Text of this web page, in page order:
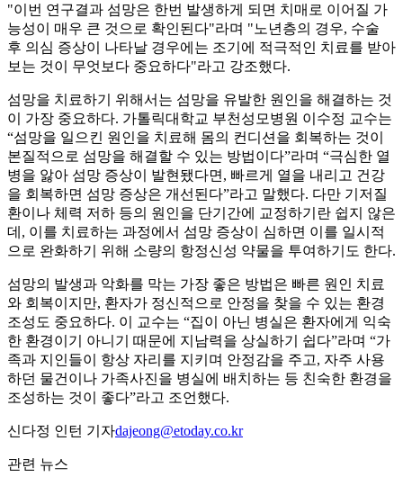
"이번 연구결과 섬망은 한번 발생하게 되면 치매로 이어질 가
능성이 매우 큰 것으로 확인된다"라며 "노년층의 경우, 수술
후 의심 증상이 나타날 경우에는 조기에 적극적인 치료를 받아
보는 것이 무엇보다 중요하다"라고 강조했다.
섬망을 치료하기 위해서는 섬망을 유발한 원인을 해결하는 것
이 가장 중요하다. 가톨릭대학교 부천성모병원 이수정 교수는
“섬망을 일으킨 원인을 치료해 몸의 컨디션을 회복하는 것이
본질적으로 섬망을 해결할 수 있는 방법이다”라며 “극심한 열
병을 앓아 섬망 증상이 발현됐다면, 빠르게 열을 내리고 건강
을 회복하면 섬망 증상은 개선된다”라고 말했다. 다만 기저질
환이나 체력 저하 등의 원인을 단기간에 교정하기란 쉽지 않은
데, 이를 치료하는 과정에서 섬망 증상이 심하면 이를 일시적
으로 완화하기 위해 소량의 항정신성 약물을 투여하기도 한다.
섬망의 발생과 악화를 막는 가장 좋은 방법은 빠른 원인 치료
와 회복이지만, 환자가 정신적으로 안정을 찾을 수 있는 환경
조성도 중요하다. 이 교수는 “집이 아닌 병실은 환자에게 익숙
한 환경이기 아니기 때문에 지남력을 상실하기 쉽다”라며 “가
족과 지인들이 항상 자리를 지키며 안정감을 주고, 자주 사용
하던 물건이나 가족사진을 병실에 배치하는 등 친숙한 환경을
조성하는 것이 좋다”라고 조언했다.
신다정 인턴 기자dajeong@etoday.co.kr
관련 뉴스